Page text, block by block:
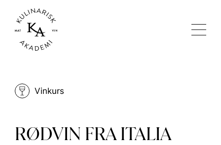
Vinkurs
RØDVIN FRA ITALIA